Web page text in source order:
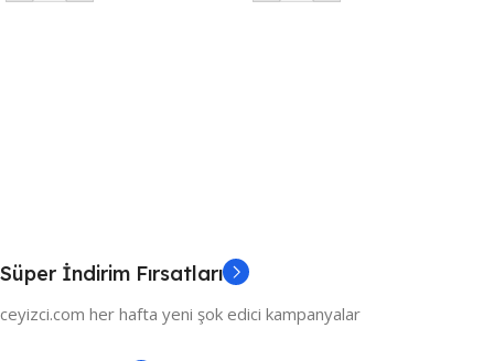
Süper İndirim Fırsatları
ceyizci.com her hafta yeni şok edici kampanyalar